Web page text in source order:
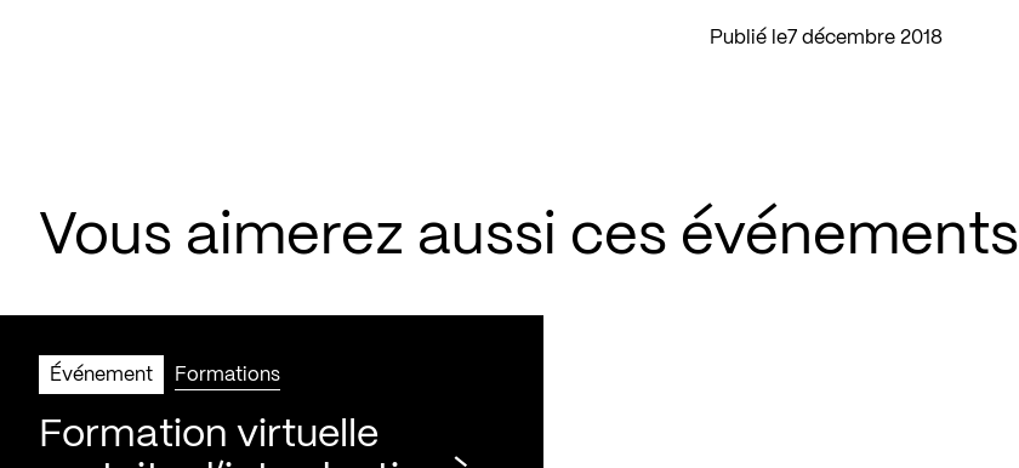
Publié le 7 décembre 2018
Vous aimerez aussi ces événements
Événement Formations
Formation virtuelle